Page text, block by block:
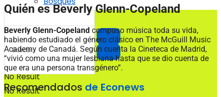
No Result
No Result
Quién es Beverly Glenn-Copeland
Beverly Glenn-Copeland compuso música toda su vida,
habiendo estudiado el género clásico en The McGuill Music
Academy de Canadá. Según cuenta la Cineteca de Madrid,
“vivió como una mujer lesbiana hasta que se dio cuenta de
que era una persona transgénero”.
Recomendados de Econews